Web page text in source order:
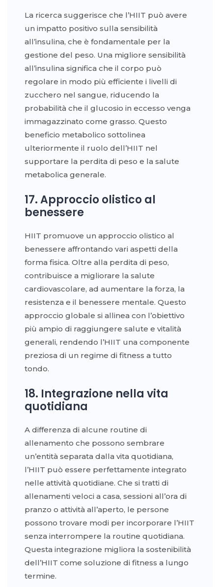
La ricerca suggerisce che l’HIIT può avere
un impatto positivo sulla sensibilità
all’insulina, che è fondamentale per la
gestione del peso. Una migliore sensibilità
all’insulina significa che il corpo può
regolare in modo più efficiente i livelli di
zucchero nel sangue, riducendo la
probabilità che il glucosio in eccesso venga
immagazzinato come grasso. Questo
beneficio metabolico sottolinea
ulteriormente il ruolo dell’HIIT nel
supportare la perdita di peso e la salute
metabolica generale.
17. Approccio olistico al
benessere
HIIT promuove un approccio olistico al
benessere affrontando vari aspetti della
forma fisica. Oltre alla perdita di peso,
contribuisce a migliorare la salute
cardiovascolare, ad aumentare la forza, la
resistenza e il benessere mentale. Questo
approccio globale si allinea con l’obiettivo
più ampio di raggiungere salute e vitalità
generali, rendendo l’HIIT una componente
preziosa di un regime di fitness a tutto
tondo.
18. Integrazione nella vita
quotidiana
A differenza di alcune routine di
allenamento che possono sembrare
un’entità separata dalla vita quotidiana,
l’HIIT può essere perfettamente integrato
nelle attività quotidiane. Che si tratti di
allenamenti veloci a casa, sessioni all’ora di
pranzo o attività all’aperto, le persone
possono trovare modi per incorporare l’HIIT
senza interrompere la routine quotidiana.
Questa integrazione migliora la sostenibilità
dell’HIIT come soluzione di fitness a lungo
termine.